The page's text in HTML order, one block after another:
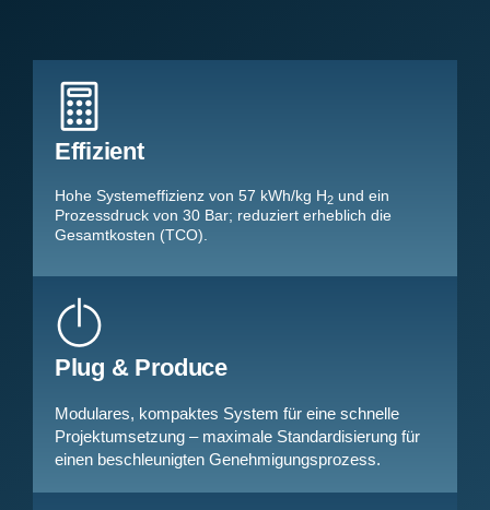
Effizient
Hohe Systemeffizienz von 57 kWh/kg H2 und ein
Prozessdruck von 30 Bar; reduziert erheblich die
Gesamtkosten (TCO).
Plug & Produce
Modulares, kompaktes System für eine schnelle
Projektumsetzung – maximale Standardisierung für
einen beschleunigten Genehmigungsprozess.